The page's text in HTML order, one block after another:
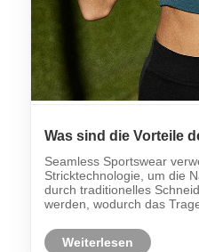
Was sind die Vorteile
schwören?
Seamless Sportswear
Stricktechnologie, um die
durch traditionelles
werden, wodurch das
Weiterlesen